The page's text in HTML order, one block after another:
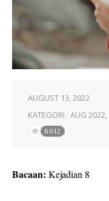
AUGUST 13, 2022
KATEGORI : AUG 2022,
6012
Bacaan: Kejadian 8